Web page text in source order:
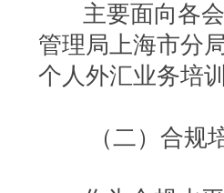
主要面向各会
管理局上海市分
个人外汇业务培
（二）合规